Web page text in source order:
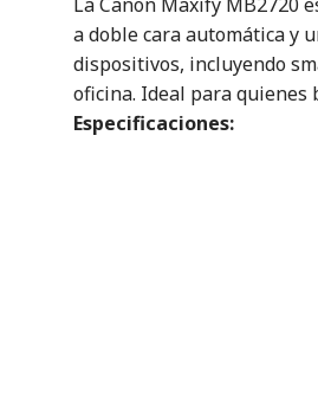
a doble cara automática y
dispositivos, incluyendo
oficina. Ideal para quienes
Especificaciones: